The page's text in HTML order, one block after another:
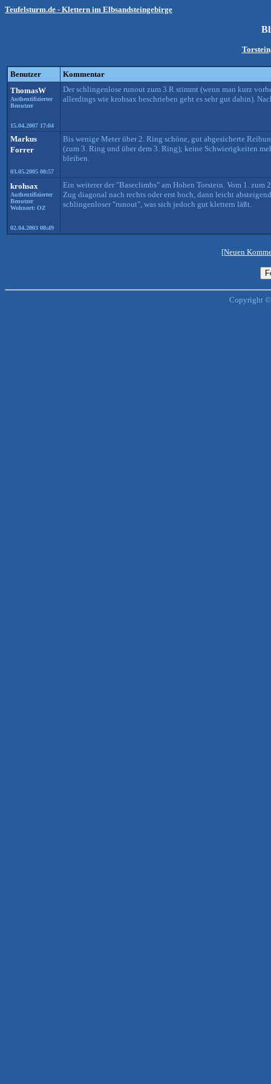
Teufelsturm.de - Klettern im Elbsandsteingebirge
Benutzer
Kommentar
ThomasW
Authentifizierter
Benutzer
15.04.2007 17:04
Der schlingenlose runout zum 3.R stimmt (wenn man kurz
allerdings wie krohsax beschrieben geht es sehr gut dahin).
Markus
Forrer
03.05.2005 08:57
Bis wenige Meter über 2. Ring schöne, gut abgesicherte
(zum 3. Ring und über dem 3. Ring); keine Schwierigkeiten
bleiben.
krohsax
Authentifizierter
Benutzer
Wohnort: OZ
02.04.2003 08:49
Ein weiterer der "Baseclimbs" am Hohen Torstein. Vom 1.
Zug diagonal nach rechts oder erst hoch, dann leicht
schlingenloser "runout", was sich jedoch gut klettern läßt.
[Neuen
Copyright ©